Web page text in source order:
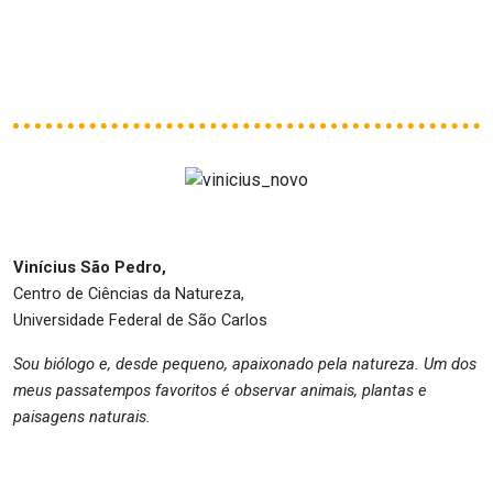
Vinícius São Pedro,
Centro de Ciências da Natureza,
Universidade Federal de São Carlos
Sou biólogo e, desde pequeno, apaixonado pela natureza. Um dos
meus passatempos favoritos é observar animais, plantas e
paisagens naturais.